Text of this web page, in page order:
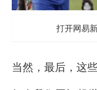
打开网易
当然，最后，这